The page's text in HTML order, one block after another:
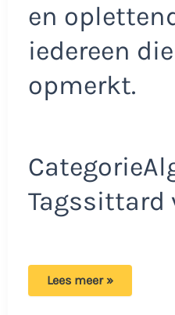
en
iedereen
opmerkt.
Tagssittard
Vermissing
Lees meer »